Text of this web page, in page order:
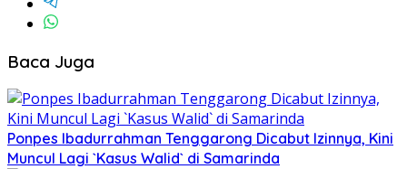
Baca Juga
Ponpes Ibadurrahman Tenggarong Dicabut Izinnya, Kini
Muncul Lagi `Kasus Walid` di Samarinda